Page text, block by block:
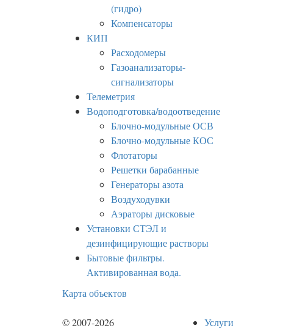
(гидро)
Компенсаторы
КИП
Расходомеры
Газоанализаторы-
сигнализаторы
Телеметрия
Водоподготовка/водоотведение
Блочно-модульные ОСВ
Блочно-модульные КОС
Флотаторы
Решетки барабанные
Генераторы азота
Воздуходувки
Аэраторы дисковые
Установки СТЭЛ и
дезинфицирующие растворы
Бытовые фильтры.
Активированная вода.
Карта объектов
© 2007-2026
Услуги